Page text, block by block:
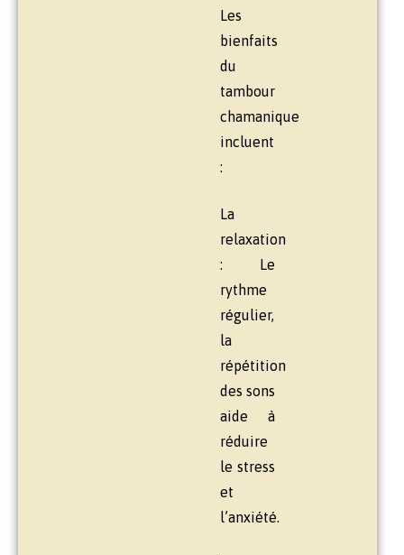
Les
bienfaits
du
tambour
chamanique
incluent
:
La
relaxation
: Le
rythme
régulier,
la
répétition
des sons
aide à
réduire
le stress
et
l’anxiété.